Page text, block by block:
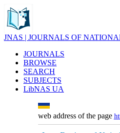
JNAS | JOURNALS OF
JOURNALS
BROWSE
SEARCH
SUBJECTS
LibNAS UA
web address of the page